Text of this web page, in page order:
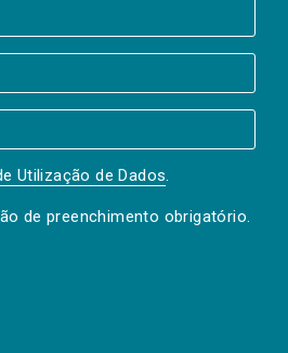
Utilização de Dados.
de preenchimento obrigatório.